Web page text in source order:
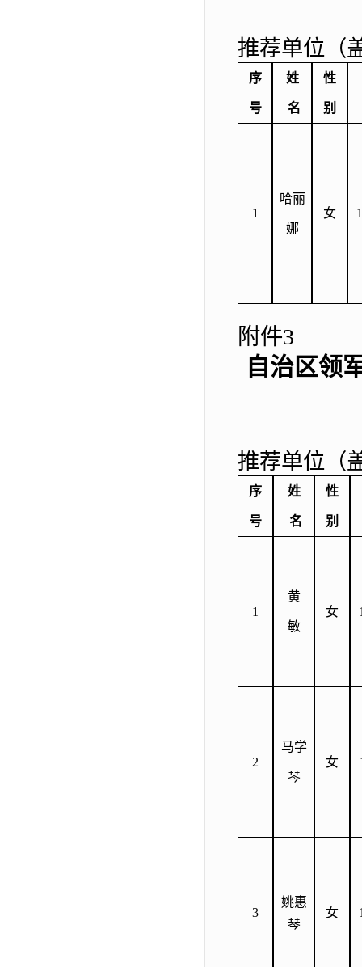
推荐单位（
序
号
姓
名
性
别
1
哈丽
娜
女
附件3
自治区领
推荐单位（
序
号
姓
名
性
别
1
黄
敏
女
2
马学
琴
女
3
姚惠
琴
女